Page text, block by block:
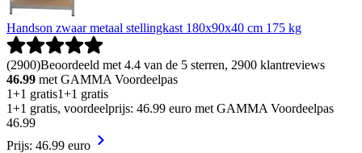
Handson zwaar metaal stellingkast 180x90x40 cm 175 kg
(2900)Beoordeeld met 4.4 van de 5 sterren, 2900 klantreviews
46.99 met GAMMA Voordeelpas
1+1 gratis1+1 gratis
1+1 gratis, voordeelprijs: 46.99 euro met GAMMA Voordeelpas
46.99
Prijs: 46.99 euro